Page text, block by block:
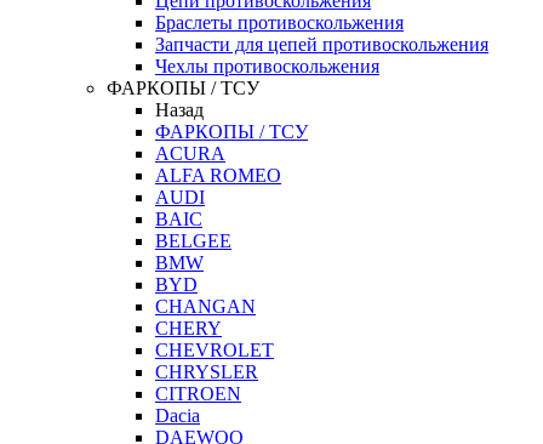
Браслеты противоскольжения
Запчасти для цепей противоскольжения
Чехлы противоскольжения
ФАРКОПЫ / ТСУ
Назад
ФАРКОПЫ / ТСУ
ACURA
ALFA ROMEO
AUDI
BAIC
BELGEE
BMW
BYD
CHANGAN
CHERY
CHEVROLET
CHRYSLER
CITROEN
Dacia
DAEWOO